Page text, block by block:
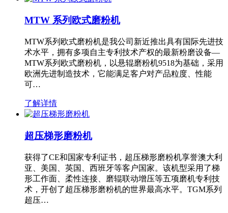
MTW 系列欧式磨粉机
MTW系列欧式磨粉机是我公司新近推出具有国际先进技
术水平，拥有多项自主专利技术产权的最新粉磨设备—
MTW系列欧式磨粉机，以悬辊磨粉机9518为基础，采用
欧洲先进制造技术，它能满足客户对产品粒度、性能
可…
了解详情
超压梯形磨粉机
获得了CE和国家专利证书，超压梯形磨粉机享誉澳大利
亚、美国、英国、西班牙等客户国家。该机型采用了梯
形工作面、柔性连接、磨辊联动增压等五项磨机专利技
术，开创了超压梯形磨粉机的世界最高水平。TGM系列
超压…